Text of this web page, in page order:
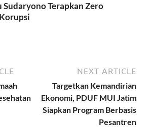
Sudaryono Terapkan Zero
NEXT ARTICLE
Targetkan Kemandirian
Ekonomi, PDUF MUI Jatim
Siapkan Program Berbasis
Pesantren